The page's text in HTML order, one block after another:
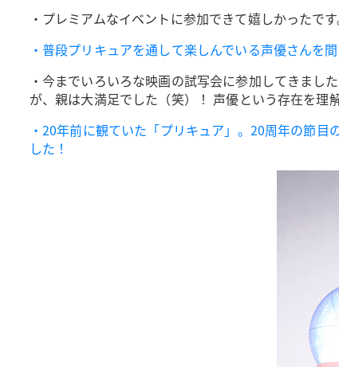
・プレミアムなイベントに参加できて嬉しかったで
・普段プリキュアを通して楽しんでいる声優さんを
・今までいろいろな映画の試写会に参加してきま
が、親は大満足でした（笑）！ 声優という存在を理
・20年前に観ていた「プリキュア」。20周年の節
した！